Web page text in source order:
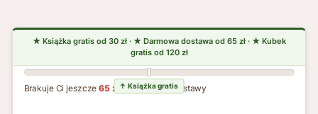
Brakuje Ci jeszcze65 zł do darmowej dostawy